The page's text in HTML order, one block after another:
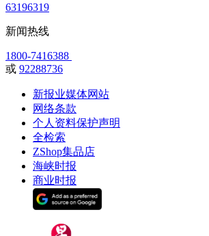
63196319
新闻热线
1800-7416388
或 92288736
新报业媒体网站
网络条款
个人资料保护声明
全检索
ZShop集品店
海峡时报
商业时报